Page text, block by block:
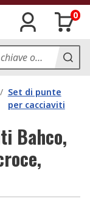
0
/ Set di punte
per cacciaviti
Bahco,